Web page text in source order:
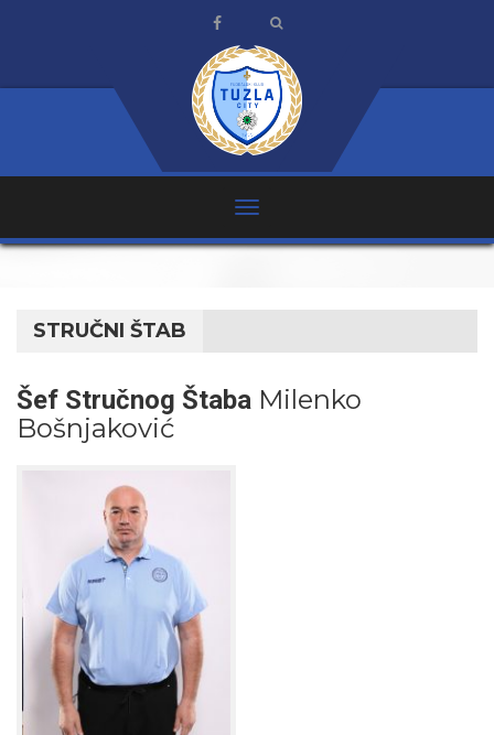
STRUČNI ŠTAB
Šef Stručnog Štaba Milenko
Bošnjaković